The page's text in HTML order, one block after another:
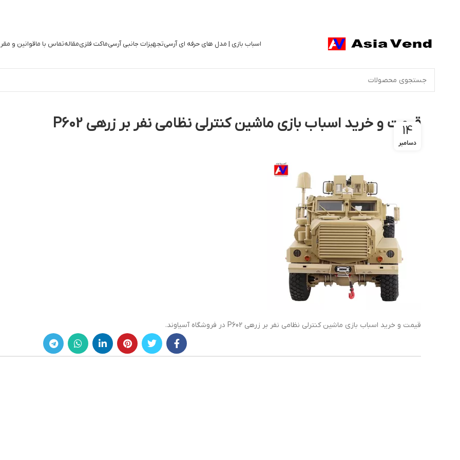
اسباب بازی | مدل های حرفه ای آرسیتجهیزات جانبی آرسیماکت فلزیمقالهتماس با ماقوانین و
قیمت و خرید اسباب بازی ماشین کنترلی نظامی نفر بر زرهی P602
14
دسامبر
قیمت و خرید اسباب بازی ماشین کنترلی نظامی نفر بر زرهی P602 در فروشگاه آسیاوند.